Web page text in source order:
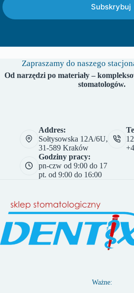
Subskrybuj
Zapraszamy do naszego
Od narzędzi po materiały –
stomatologów.
Addres:
Sołtysowska 12A/6U,
31-589 Kraków
Godziny pracy:
pn-czw od 9:00 do 17
pt. od 9:00 do 16:00
Ważne: